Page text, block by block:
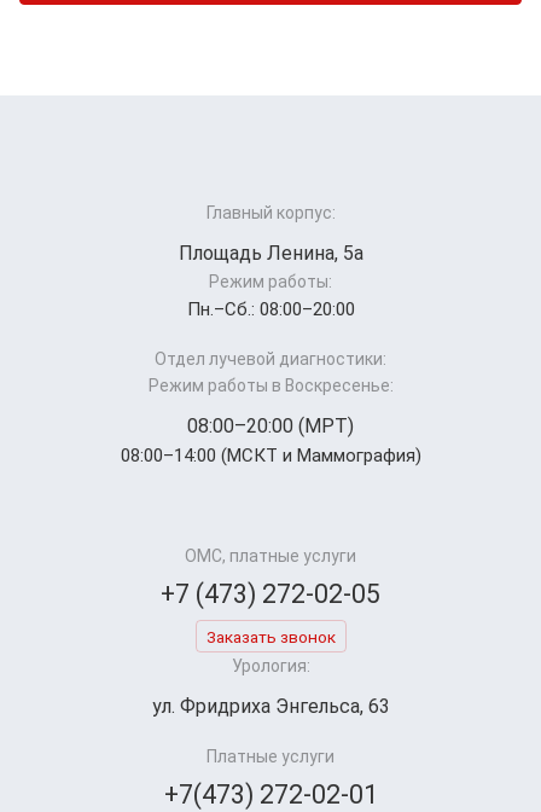
Главный корпус:
Площадь Ленина, 5а
Режим работы:
Пн.–Cб.: 08:00–20:00
Отдел лучевой диагностики:
Режим работы в Воскресенье:
08:00–20:00 (МРТ)
08:00–14:00 (МСКТ и Маммография)
ОМС, платные услуги
+7 (473) 272-02-05
Заказать звонок
Урология:
ул. Фридриха Энгельса, 63
Платные услуги
+7(473) 272-02-01